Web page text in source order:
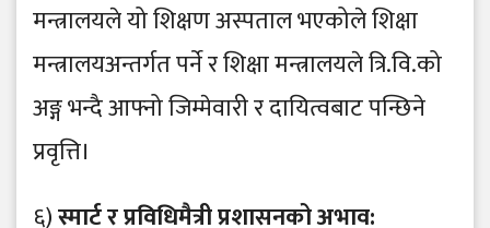
मन्त्रालयले यो शिक्षण अस्पताल भएकोले शिक्षा
मन्त्रालयअन्तर्गत पर्ने र शिक्षा मन्त्रालयले त्रि.वि.को
अङ्ग भन्दै आफ्नो जिम्मेवारी र दायित्वबाट पन्छिने
प्रवृत्ति।
६)स्मार्ट र प्रविधिमैत्री प्रशासनको अभाव: